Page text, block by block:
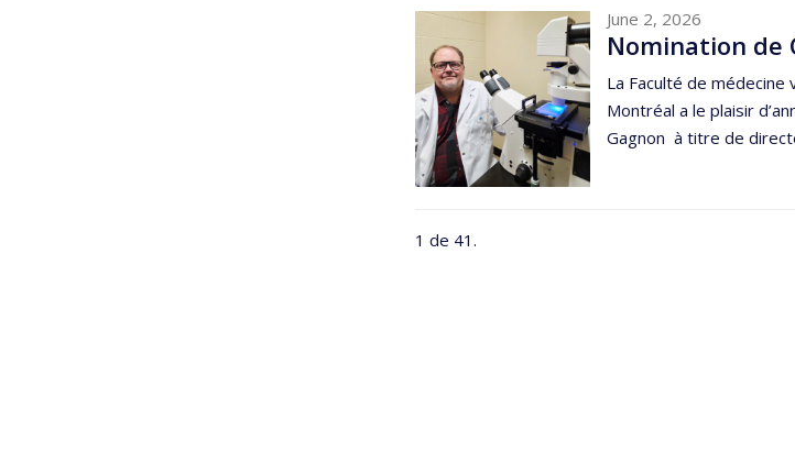
June 2, 2026
Nomination de
La Faculté de médecine
Montréal a le plaisir
Gagnon à titre de
1 de 41.